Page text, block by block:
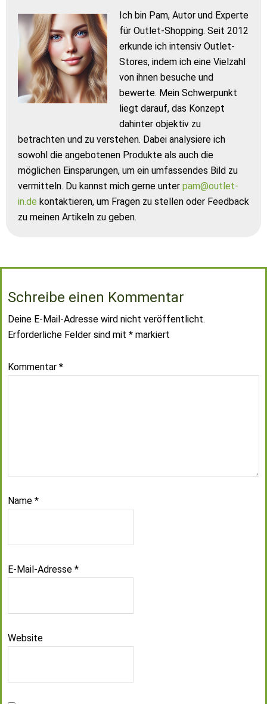
Ich bin Pam, Autor und Experte
für Outlet-Shopping. Seit 2012
erkunde ich intensiv Outlet-
Stores, indem ich eine Vielzahl
von ihnen besuche und
bewerte. Mein Schwerpunkt
liegt darauf, das Konzept
dahinter objektiv zu
betrachten und zu verstehen. Dabei analysiere ich
sowohl die angebotenen Produkte als auch die
möglichen Einsparungen, um ein umfassendes Bild zu
vermitteln. Du kannst mich gerne unter pam@outlet-
in.de kontaktieren, um Fragen zu stellen oder Feedback
zu meinen Artikeln zu geben.
Schreibe einen Kommentar
Deine E-Mail-Adresse wird nicht veröffentlicht.
Erforderliche Felder sind mit * markiert
Kommentar *
Name *
E-Mail-Adresse *
Website